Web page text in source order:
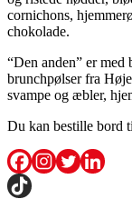
cornichons,
chokolade.
“Den anden” er med
brunchpølser fra
svampe og æbler,
Du kan bestille bord